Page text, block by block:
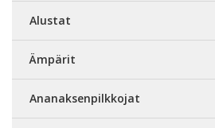
Alustat
Ämpärit
Ananaksenpilkkojat